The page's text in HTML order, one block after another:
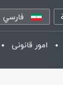
فارسي
امور قانونی